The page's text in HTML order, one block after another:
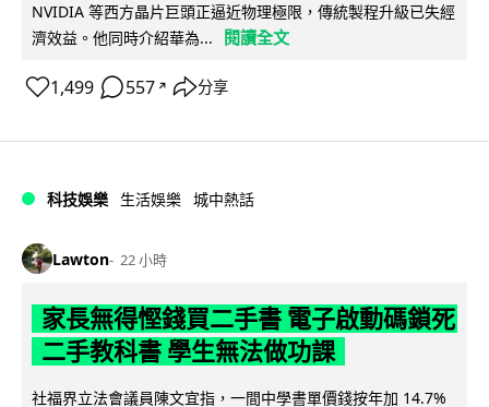
NVIDIA 等西方晶片巨頭正逼近物理極限，傳統製程升級已失經
濟效益。他同時介紹華為...
閱讀全文
1,499 557 ↗ 分享
科技娛樂 生活娛樂 城中熱話
Lawton 22 小時
家長無得慳錢買二手書 電子啟動碼鎖死
二手教科書 學生無法做功課
社福界立法會議員陳文宜指，一間中學書單價錢按年加 14.7%